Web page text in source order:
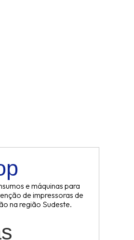
e máquinas para
de impressoras de
na região Sudeste.